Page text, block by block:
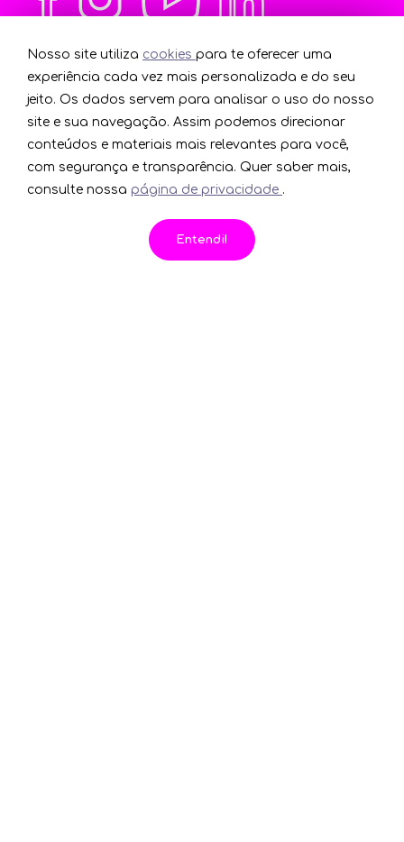
Precisa
de ajuda?
SAC
0800 0653 033
Horário: Segunda a Sábado, das 09h às
Nosso site utiliza cookies para te oferecer uma
experiência cada vez mais personalizada e do seu
jeito. Os dados servem para analisar o uso do nosso
site e sua navegação. Assim podemos direcionar
conteúdos e materiais mais relevantes para você,
com segurança e transparência. Quer saber mais,
consulte nossa página de privacidade .
Entendi!